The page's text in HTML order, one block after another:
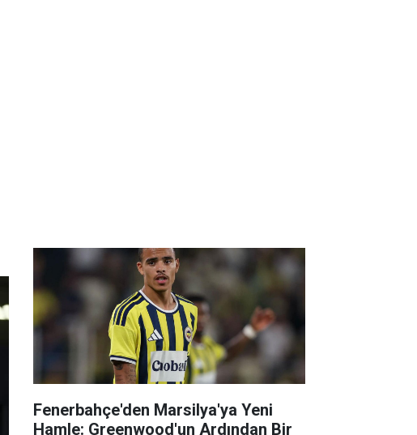
Fenerbahçe'den Marsilya'ya Yeni
Hamle: Greenwood'un Ardından Bir